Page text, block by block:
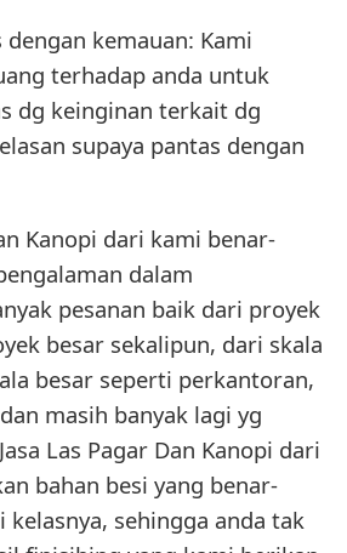
dengan kemauan: Kami
terhadap anda untuk
dg keinginan terkait dg
supaya pantas dengan
Kanopi dari kami benar-
dalam
pesanan baik dari proyek
besar sekalipun, dari skala
besar seperti perkantoran,
masih banyak lagi yg
Las Pagar Dan Kanopi dari
bahan besi yang benar-
sehingga anda tak